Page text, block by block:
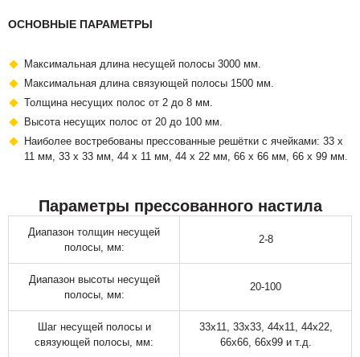
ОСНОВНЫЕ ПАРАМЕТРЫ
Максимальная длина несущей полосы 3000 мм.
Максимальная длина связующей полосы 1500 мм.
Толщина несущих полос от 2 до 8 мм.
Высота несущих полос от 20 до 100 мм.
Наиболее востребованы прессованные решётки с ячейками: 33 х
11 мм, 33 х 33 мм, 44 х 11 мм, 44 х 22 мм, 66 х 66 мм, 66 х 99 мм.
Параметры прессованного настила
Диапазон толщин несущей
полосы, мм:
2-8
Диапазон высоты несущей
полосы, мм:
20-100
Шаг несущей полосы и
связующей полосы, мм:
33х11, 33х33, 44х11, 44х22,
66х66, 66х99 и т.д.